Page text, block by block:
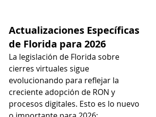
Actualizaciones Específicas
de Florida para 2026
La legislación de Florida sobre
cierres virtuales sigue
evolucionando para reflejar la
creciente adopción de RON y
procesos digitales. Esto es lo nuevo